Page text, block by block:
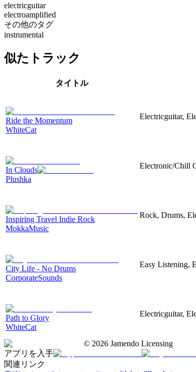
electricguitar
electroamplified
その他のタグ
instrumental
似たトラック
タイトル
Ride the Momentum
WhiteCat
Electricguitar,
In Clouds
Plushka
Electronic/Chill
Inspiring Travel Indie Rock
MokkaMusic
Rock, Drums,
City Life - No Drums
CorporateSounds
Easy Listening,
Path to Glory
WhiteCat
Electricguitar,
© 2026 Jamendo Licensing
アプリを入手
関連リンク